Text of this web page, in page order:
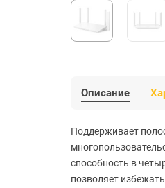
Описание
Поддерживает
способность в
позволяет